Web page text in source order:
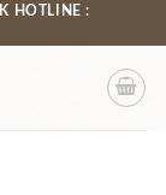
HOTLINE :